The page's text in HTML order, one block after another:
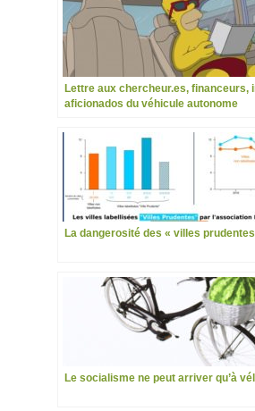
Lettre aux chercheur.es, financeurs,
aficionados du véhicule autonome
La dangerosité des « villes
Le socialisme ne peut arriver qu’à